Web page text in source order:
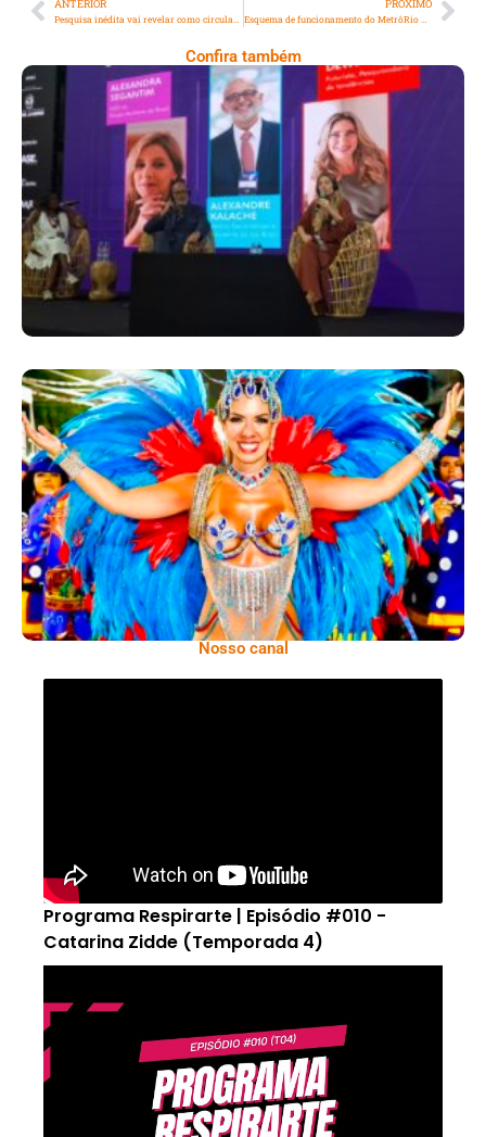
ANTERIOR PRÓXIMO
Confira também
Longevidade, Inclusão E Futuro Marcam
Rio Innovation Week
Dani Sant’Anna É Confirmada Como Rainha
De Bateria Da Independentes De Olaria
Para O Carnaval 2027
Nosso canal
Programa Respirarte | Episódio #010 -
Catarina Zidde (Temporada 4)